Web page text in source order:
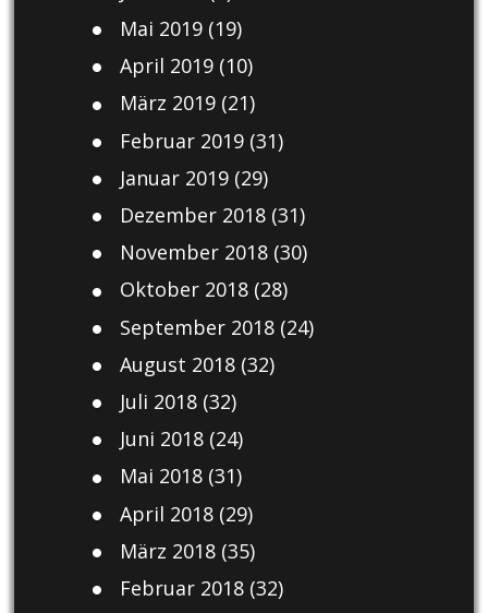
Mai 2019(19)
April 2019(10)
März 2019(21)
Februar 2019(31)
Januar 2019(29)
Dezember 2018(31)
November 2018(30)
Oktober 2018(28)
September 2018(24)
August 2018(32)
Juli 2018(32)
Juni 2018(24)
Mai 2018(31)
April 2018(29)
März 2018(35)
Februar 2018(32)